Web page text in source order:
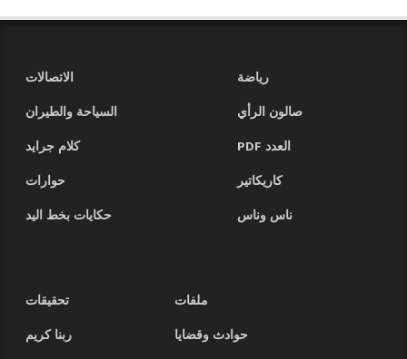
رياضة
الاتصالات
صالون الرأي
السياحة والطيران
العدد PDF
كلام جرايد
كاريكاتير
حوارات
ناس وناس
حكايات بخط اليد
ملفات
تحقيقات
حوادث وقضايا
ربنا كريم